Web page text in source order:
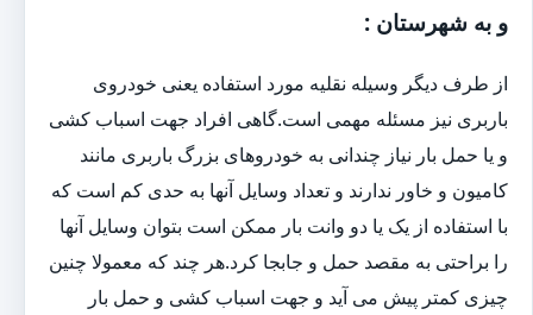
و به شهرستان :
از طرف دیگر وسیله نقلیه مورد استفاده یعنی خودروی
باربری نیز مسئله مهمی است.گاهی افراد جهت اسباب کشی
و یا حمل بار نیاز چندانی به خودروهای بزرگ باربری مانند
کامیون و خاور ندارند و تعداد وسایل آنها به حدی کم است که
با استفاده از یک یا دو وانت بار ممکن است بتوان وسایل آنها
را براحتی به مقصد حمل و جابجا کرد.هر چند که معمولا چنین
چیزی کمتر پیش می آید و جهت اسباب کشی و حمل بار